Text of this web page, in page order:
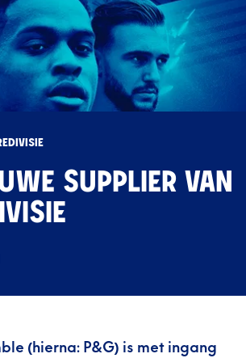
SUPPLIER VAN
(hierna: P&G) is met ingang